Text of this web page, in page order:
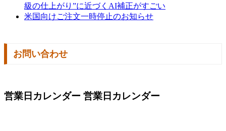
級の仕上がり”に近づくAI補正がすごい
米国向けご注文一時停止のお知らせ
お問い合わせ
営業日カレンダー 営業日カレンダー